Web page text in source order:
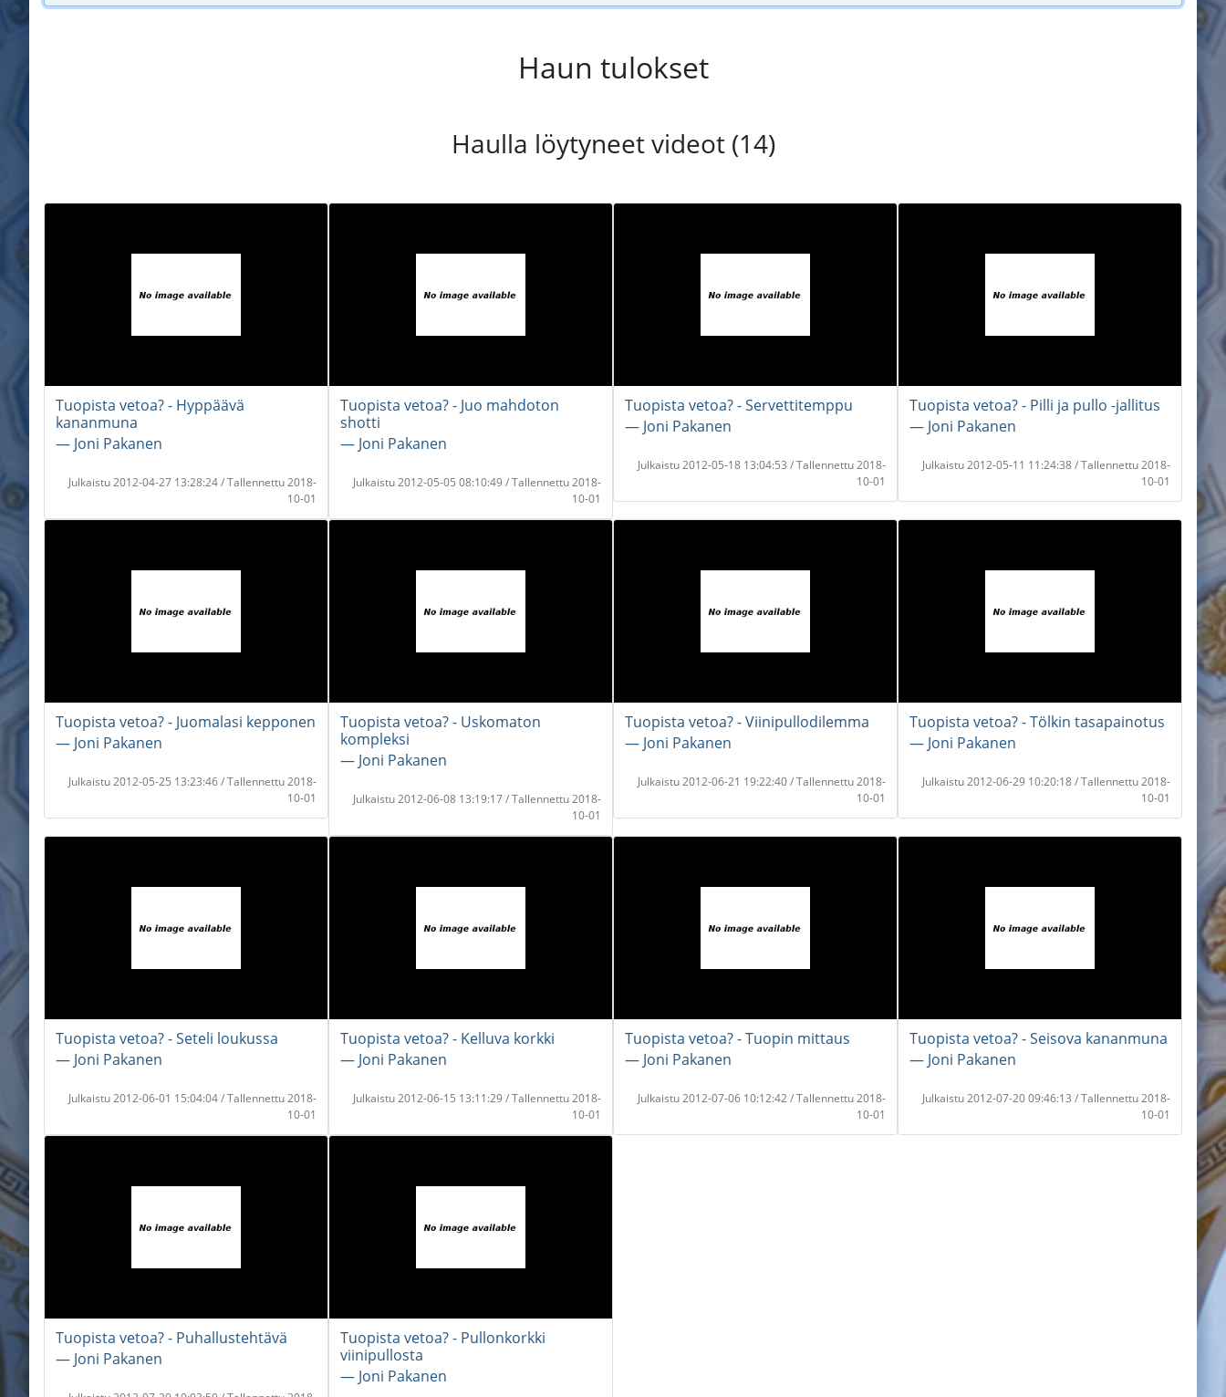
Haun tulokset
Haulla löytyneet videot (14)
Tuopista vetoa? - Hyppäävä
kananmuna
― Joni Pakanen
Julkaistu 2012-04-27 13:28:24 / Tallennettu 2018-
10-01
Tuopista vetoa? - Juo mahdoton
shotti
― Joni Pakanen
Julkaistu 2012-05-05 08:10:49 / Tallennettu 2018-
10-01
Tuopista vetoa? - Servettitemppu
― Joni Pakanen
Julkaistu 2012-05-18 13:04:53 / Tallennettu 2018-
10-01
Tuopista vetoa? - Pilli ja pullo -jallitus
― Joni Pakanen
Julkaistu 2012-05-11 11:24:38 / Tallennettu 2018-
10-01
Tuopista vetoa? - Juomalasi kepponen
― Joni Pakanen
Julkaistu 2012-05-25 13:23:46 / Tallennettu 2018-
10-01
Tuopista vetoa? - Uskomaton
kompleksi
― Joni Pakanen
Julkaistu 2012-06-08 13:19:17 / Tallennettu 2018-
10-01
Tuopista vetoa? - Viinipullodilemma
― Joni Pakanen
Julkaistu 2012-06-21 19:22:40 / Tallennettu 2018-
10-01
Tuopista vetoa? - Tölkin tasapainotus
― Joni Pakanen
Julkaistu 2012-06-29 10:20:18 / Tallennettu 2018-
10-01
Tuopista vetoa? - Seteli loukussa
― Joni Pakanen
Julkaistu 2012-06-01 15:04:04 / Tallennettu 2018-
10-01
Tuopista vetoa? - Kelluva korkki
― Joni Pakanen
Julkaistu 2012-06-15 13:11:29 / Tallennettu 2018-
10-01
Tuopista vetoa? - Tuopin mittaus
― Joni Pakanen
Julkaistu 2012-07-06 10:12:42 / Tallennettu 2018-
10-01
Tuopista vetoa? - Seisova kananmuna
― Joni Pakanen
Julkaistu 2012-07-20 09:46:13 / Tallennettu 2018-
10-01
Tuopista vetoa? - Puhallustehtävä
― Joni Pakanen
Tuopista vetoa? - Pullonkorkki
viinipullosta
― Joni Pakanen